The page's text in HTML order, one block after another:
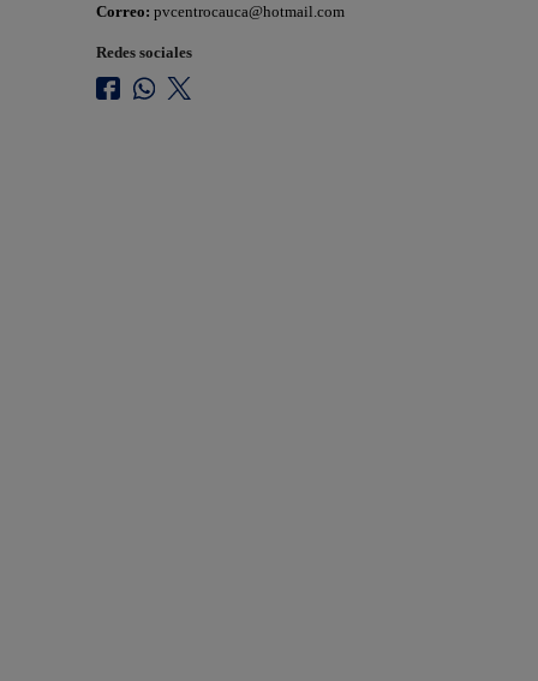
Correo: pvcentrocauca@hotmail.com
Redes sociales